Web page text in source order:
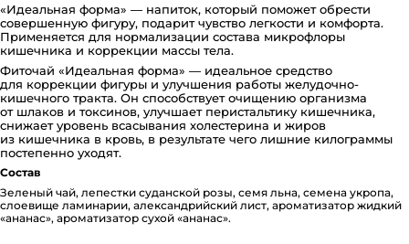
«Идеальная форма» ― напиток, который поможет обрести
совершенную фигуру, подарит чувство легкости и комфорта.
Применяется для нормализации состава микрофлоры
кишечника и коррекции массы тела.
Фиточай «Идеальная форма» ― идеальное средство
для коррекции фигуры и улучшения работы желудочно-
кишечного тракта. Он способствует очищению организма
от шлаков и токсинов, улучшает перистальтику кишечника,
снижает уровень всасывания холестерина и жиров
из кишечника в кровь, в результате чего лишние килограммы
постепенно уходят.
Состав
Зеленый чай, лепестки суданской розы, семя льна, семена укропа,
слоевище ламинарии, але­к­са­н­д­рий­с­кий лист, аро­ма­ти­за­тор жидкий
«ананас», аро­ма­ти­за­тор сухой «ананас».